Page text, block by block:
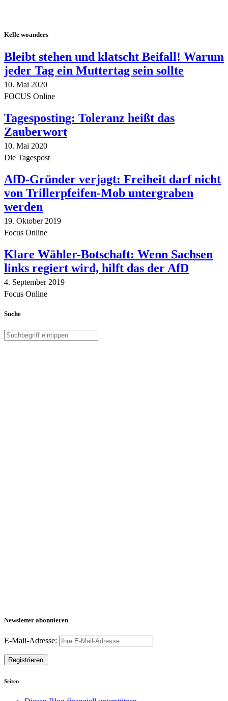
Kelle woanders
Bleibt stehen und klatscht Beifall! Warum
jeder Tag ein Muttertag sein sollte
10. Mai 2020
FOCUS Online
Tagesposting: Toleranz heißt das
Zauberwort
10. Mai 2020
Die Tagespost
AfD-Gründer verjagt: Freiheit darf nicht
von Trillerpfeifen-Mob untergraben
werden
19. Oktober 2019
Focus Online
Klare Wähler-Botschaft: Wenn Sachsen
links regiert wird, hilft das der AfD
4. September 2019
Focus Online
Suche
Newsletter abonnieren
E-Mail-Adresse:
Seiten